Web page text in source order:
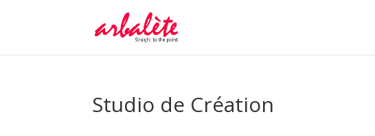
Studio de Création